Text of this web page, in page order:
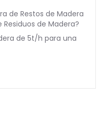
de Restos de Madera
de Madera?
de 5t/h para una